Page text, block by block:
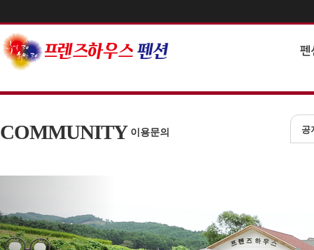
펜
COMMUNITY 이용문의 공